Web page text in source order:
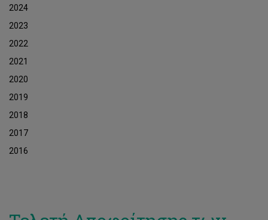
2024
2023
2022
2021
2020
2019
2018
2017
2016